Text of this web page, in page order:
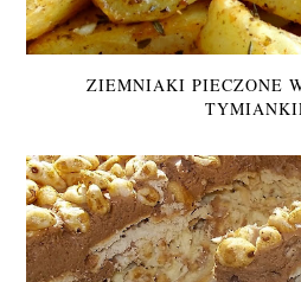
ZIEMNIAKI PIECZONE